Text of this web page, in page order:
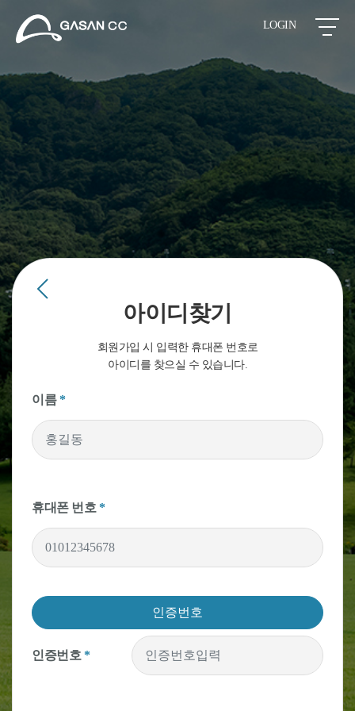
LOGIN
아이디찾기
회원가입 시 입력한 휴대폰 번호로
아이디를 찾으실 수 있습니다.
이름 *
휴대폰 번호 *
인증번호
인증번호 *